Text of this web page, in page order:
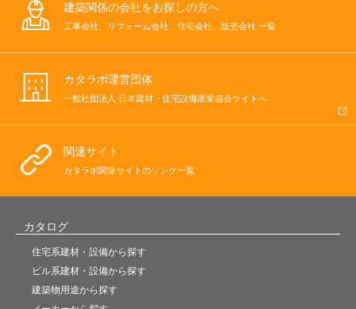
建築関係の会社をお探しの方へ
工事会社、リフォーム会社、住宅会社、販売会社 一覧
カタラボ運営団体
一般社団法人 日本建材・住宅設備産業協会サイトへ
関連サイト
カタラボ関連サイトのリンク一覧
カタログ
住宅系建材・設備から探す
ビル系建材・設備から探す
建築物用途から探す